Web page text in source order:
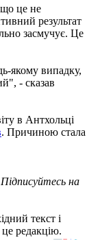
це не
результат
засмучує. Це
якому випадку,
- сказав
в Антхольці
. Причиною стала
на
текст і
редакцію.